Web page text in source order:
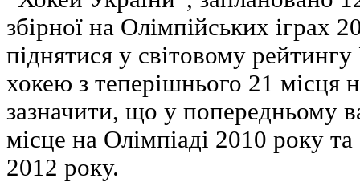
збірної на Олімпійських іграх
піднятися у світовому
хокею з теперішнього 21 місця
зазначити, що у попередньому
місце на Олімпіаді 2010 року
2012 року.